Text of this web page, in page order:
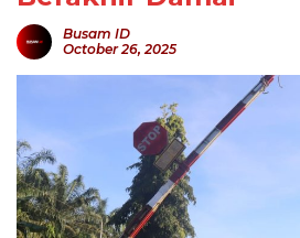
Busam ID
October 26, 2025